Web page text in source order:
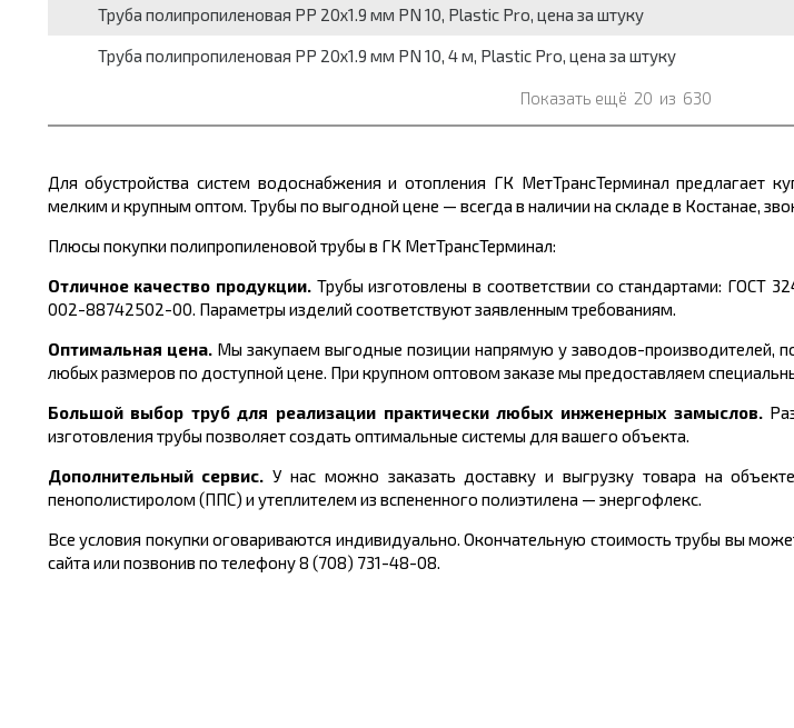
Труба полипропиленовая PP 20х1.9 мм PN 10, Plastic Pro, цена за штуку
Труба полипропиленовая PP 20х1.9 мм PN 10, 4 м, Plastic Pro, цена за штуку
Показать ещё 20 из 630
Для обустройства систем водоснабжения и отопления ГК МетТрансТерминал предлагает
мелким и крупным оптом. Трубы по выгодной цене — всегда в наличии на складе в Костанае,
Плюсы покупки полипропиленовой трубы в ГК МетТрансТерминал:
Отличное качество продукции. Трубы изготовлены в соответствии со стандартами: ГОСТ
002-88742502-00. Параметры изделий соответствуют заявленным требованиям.
Оптимальная цена.Мы закупаем выгодные позиции напрямую у заводов-производителей,
любых размеров по доступной цене. При крупном оптовом заказе мы предоставляем
Большой выбор труб для реализации практически любых инженерных замыслов.
изготовления трубы позволяет создать оптимальные системы для вашего объекта.
Дополнительный сервис.У нас можно заказать доставку и выгрузку товара на
пенополистиролом (ППС) и утеплителем из вспененного полиэтилена — энергофлекс.
Все условия покупки оговариваются индивидуально. Окончательную стоимость трубы вы
сайта или позвонив по телефону 8 (708) 731-48-08.